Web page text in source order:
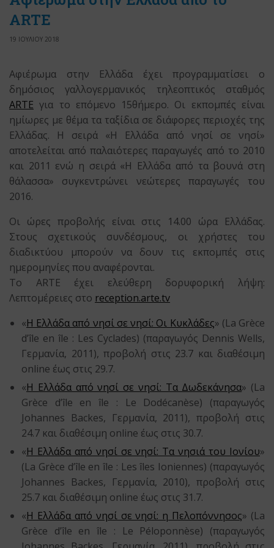
ARTE
19 ΙΟΥΛΙΟΥ 2018
Αφιέρωμα στην Ελλάδα έχει προγραμματίσει ο
δημόσιος γαλλογερμανικός τηλεοπτικός σταθμός
ARTE για το επόμενο 15θήμερο. Οι εκπομπές είναι
ημίωρες με θέμα τα ταξίδια σε διάφορες περιοχές της
Ελλάδας. Η σειρά «Η Ελλάδα από νησί σε νησί»
αποτελείται από παλαιότερες παραγωγές από το 2010
και 2011 ενώ η σειρά «Η Ελλάδα από τα βουνά στη
θάλασσα» συγκεντρώνει νεώτερες παραγωγές του
2016.
Οι ώρες προβολής είναι στις 14.00 ώρα Ελλάδας.
Στους σχετικούς συνδέσμους, οι χρήστες του
διαδικτύου μπορούν να δουν τις εκπομπές στις
ημερομηνίες που αναφέρονται.
Το ARTE έχει ελεύθερη δορυφορική λήψη:
Λεπτομέρειες στο reception.arte.tv
«Η Ελλάδα από νησί σε νησί: Οι Κυκλάδες» (La Grèce
d’île en île : Les Cyclades) (παραγωγός Dennis Wells,
Γερμανία, 2011), προβολή στις 23.7 και διαθέσιμη
online έως στις 29.7.
«Η Ελλάδα από νησί σε νησί: Τα Δωδεκάνησα» (La
Grèce d’île en île : Le Dodécanèse) (παραγωγός
Johannes Backes, Γερμανία, 2011), προβολή στις
24.7 και διαθέσιμη online έως στις 30.7.
«Η Ελλάδα από νησί σε νησί: Τα νησιά του Ιονίου»
(La Grèce d’île en île : Les îles Ioniennes) (παραγωγός
Johannes Backes, Γερμανία, 2010), προβολή στις
25.7 και διαθέσιμη online έως στις 31.7.
«Η Ελλάδα από νησί σε νησί: η Πελοπόννησος» (La
Grèce d’île en île : Le Péloponnèse) (παραγωγός